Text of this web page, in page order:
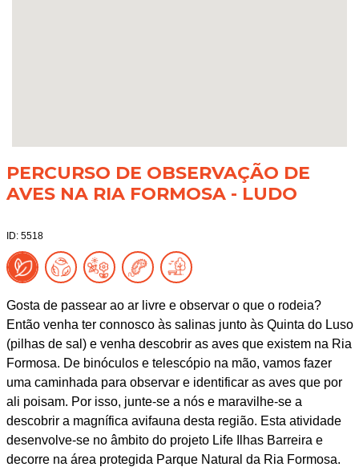
PERCURSO DE OBSERVAÇÃO DE
AVES NA RIA FORMOSA - LUDO
ID: 5518
Gosta de passear ao ar livre e observar o que o rodeia?
Então venha ter connosco às salinas junto às Quinta do Luso
(pilhas de sal) e venha descobrir as aves que existem na Ria
Formosa. De binóculos e telescópio na mão, vamos fazer
uma caminhada para observar e identificar as aves que por
ali poisam. Por isso, junte-se a nós e maravilhe-se a
descobrir a magnífica avifauna desta região. Esta atividade
desenvolve-se no âmbito do projeto Life Ilhas Barreira e
decorre na área protegida Parque Natural da Ria Formosa.